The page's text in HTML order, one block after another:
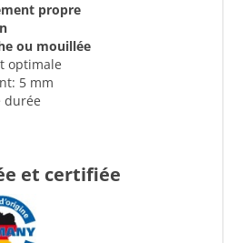
propre
ou mouillée
optimale
5 mm
durée
et certifiée